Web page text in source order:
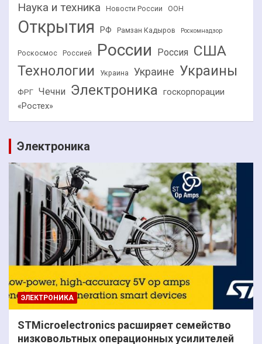
Наука и техника Новости России ООН
Открытия РФ Рамзан Кадыров Роскомнадзор
Роскосмос Россией России Россия США
Технологии Украина Украине Украины
ФРГ Чечни Электроника госкорпорации
«Ростех»
Электроника
ЭЛЕКТРОНИКА
STMicroelectronics расширяет семейство
низковольтных операционных усилителей